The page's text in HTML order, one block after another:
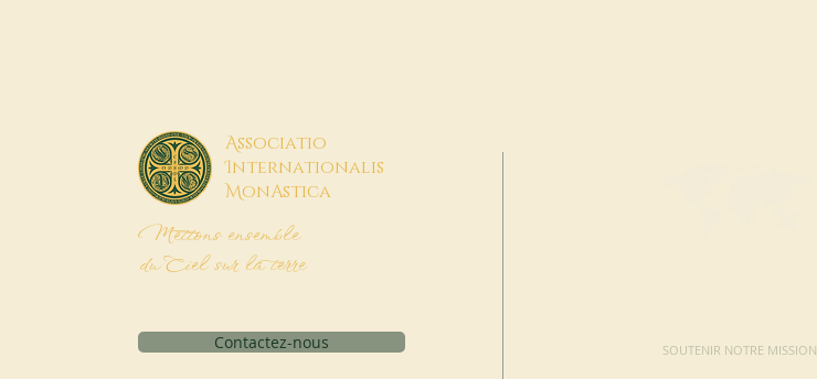
Associatio
Internationalis
MonAstica
Mettons ensemble
du Ciel sur la terre
Contactez-nous SOUTENIR NOTRE MISSION